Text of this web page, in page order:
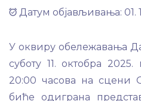
Датум објављивања: 01.
У оквиру обележавања
суботу 11. октобра
20:00 часова на
биће одиграна